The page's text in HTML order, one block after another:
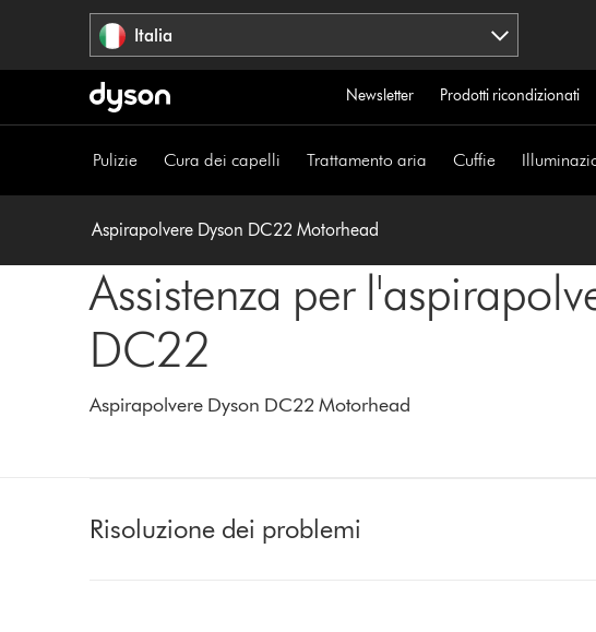
Italia
Newsletter Prodotti ricondizionati
Pulizie Cura dei capelli Trattamento aria Cuffie
Aspirapolvere Dyson DC22 Motorhead
Assistenza per
DC22
Aspirapolvere Dyson DC22 Motorhead
Risoluzione dei problemi